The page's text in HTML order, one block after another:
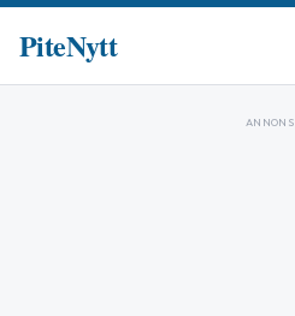
PiteNytt
ANNONS